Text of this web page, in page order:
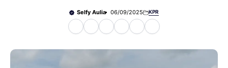
Selfy Aulia 06/09/2025 KPR
F
a
X W
h
T
e
T
h
P
i